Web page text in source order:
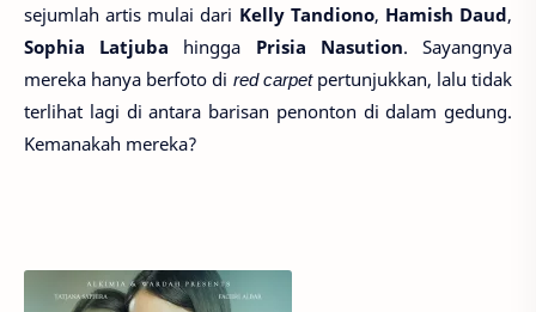
sejumlah artis mulai dari Kelly Tandiono, Hamish Daud,
Sophia Latjuba hingga Prisia Nasution. Sayangnya
mereka hanya berfoto di red carpetpertunjukkan, lalu tidak
terlihat lagi di antara barisan penonton di dalam gedung.
Kemanakah mereka?